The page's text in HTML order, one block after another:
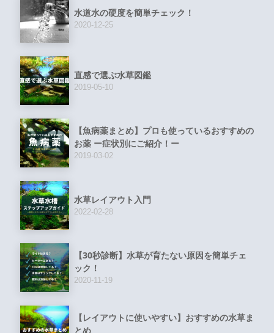
水道水の硬度を簡単チェック！
2020-12-25
直感で選ぶ水草図鑑
2019-05-10
【魚病薬まとめ】プロも使っているおすすめの
お薬 ー症状別にご紹介！ー
2019-03-02
水草レイアウト入門
2022-02-28
【30秒診断】水草が育たない原因を簡単チェ
ック！
2020-11-19
【レイアウトに使いやすい】おすすめの水草ま
とめ